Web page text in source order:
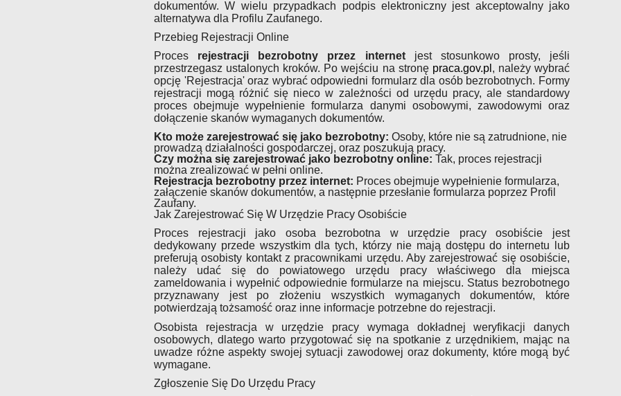
dokumentów. W wielu przypadkach podpis elektroniczny jest akceptowalny jako
alternatywa dla Profilu Zaufanego.
Przebieg Rejestracji Online
Proces rejestracji bezrobotny przez internetjest stosunkowo prosty, jeśli
przestrzegasz ustalonych kroków. Po wejściu na stronę praca.gov.pl , należy wybrać
opcję 'Rejestracja' oraz wybrać odpowiedni formularz dla osób bezrobotnych. Formy
rejestracji mogą różnić się nieco w zależności od urzędu pracy, ale standardowy
proces obejmuje wypełnienie formularza danymi osobowymi, zawodowymi oraz
dołączenie skanów wymaganych dokumentów.
Kto może zarejestrować się jako bezrobotny: Osoby, które nie są zatrudnione, nie
prowadzą działalności gospodarczej, oraz poszukują pracy.
Czy można się zarejestrować jako bezrobotny online: Tak, proces rejestracji
można zrealizować w pełni online.
Rejestracja bezrobotny przez internet: Proces obejmuje wypełnienie formularza,
załączenie skanów dokumentów, a następnie przesłanie formularza poprzez Profil
Zaufany.
Jak Zarejestrować Się W Urzędzie Pracy Osobiście
Proces rejestracji jako osoba bezrobotna w urzędzie pracy osobiście jest
dedykowany przede wszystkim dla tych, którzy nie mają dostępu do internetu lub
preferują osobisty kontakt z pracownikami urzędu. Aby zarejestrować się osobiście,
należy udać się do powiatowego urzędu pracy właściwego dla miejsca
zameldowania i wypełnić odpowiednie formularze na miejscu. Status bezrobotnego
przyznawany jest po złożeniu wszystkich wymaganych dokumentów, które
potwierdzają tożsamość oraz inne informacje potrzebne do rejestracji.
Osobista rejestracja w urzędzie pracy wymaga dokładnej weryfikacji danych
osobowych, dlatego warto przygotować się na spotkanie z urzędnikiem, mając na
uwadze różne aspekty swojej sytuacji zawodowej oraz dokumenty, które mogą być
wymagane.
Zgłoszenie Się Do Urzędu Pracy